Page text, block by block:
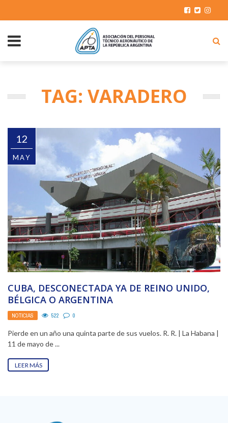
TAG: VARADERO
12
MAY
CUBA, DESCONECTADA YA DE REINO UNIDO,
BÉLGICA O ARGENTINA
NOTICIAS 522 0
Pierde en un año una quinta parte de sus vuelos. R. R. | La Habana |
11 de mayo de ...
LEER MÁS